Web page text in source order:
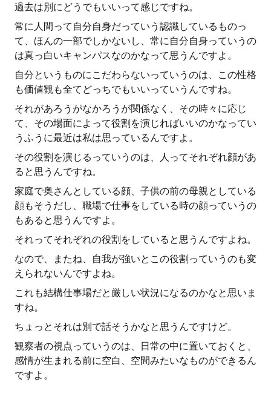
過去は別にどうでもいいって感じですね。
常に人間って自分自身だっていう認識しているものっ
て、ほんの一部でしかないし、常に自分自身っていうの
は真っ白いキャンパスなのかなって思うんですよ。
自分というものにこだわらないっていうのは、この性格
も価値観も全てどっちでもいいっていうんですね。
それがあろうがなかろうが関係なく、その時々に応じ
て、その場面によって役割を演じればいいのかなってい
うふうに最近は私は思っているんですよ。
その役割を演じるっていうのは、人ってそれぞれ顔があ
ると思うんですね。
家庭で奥さんとしている顔、子供の前の母親としている
顔もそうだし、職場で仕事をしている時の顔っていうの
もあると思うんですよ。
それってそれぞれの役割をしていると思うんですよね。
なので、またね、自我が強いとこの役割っていうのも変
えられないんですよね。
これも結構仕事場だと厳しい状況になるのかなと思いま
すね。
ちょっとそれは別で話そうかなと思うんですけど。
観察者の視点っていうのは、日常の中に置いておくと、
感情が生まれる前に空白、空間みたいなものができるん
ですよ。